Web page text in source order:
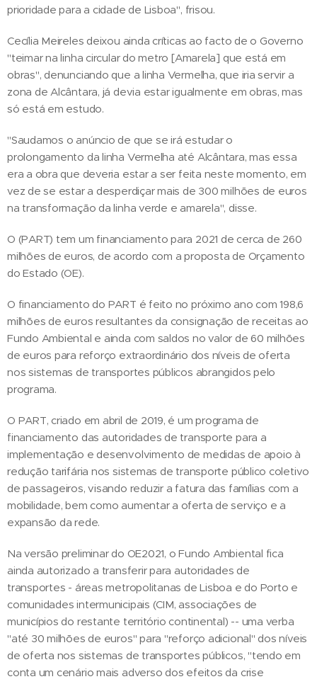
prioridade para a cidade de Lisboa", frisou.
Cecília Meireles deixou ainda críticas ao facto de o Governo
"teimar na linha circular do metro [Amarela] que está em
obras", denunciando que a linha Vermelha, que iria servir a
zona de Alcântara, já devia estar igualmente em obras, mas
só está em estudo.
"Saudamos o anúncio de que se irá estudar o
prolongamento da linha Vermelha até Alcântara, mas essa
era a obra que deveria estar a ser feita neste momento, em
vez de se estar a desperdiçar mais de 300 milhões de euros
na transformação da linha verde e amarela", disse.
O (PART) tem um financiamento para 2021 de cerca de 260
milhões de euros, de acordo com a proposta de Orçamento
do Estado (OE).
O financiamento do PART é feito no próximo ano com 198,6
milhões de euros resultantes da consignação de receitas ao
Fundo Ambiental e ainda com saldos no valor de 60 milhões
de euros para reforço extraordinário dos níveis de oferta
nos sistemas de transportes públicos abrangidos pelo
programa.
O PART, criado em abril de 2019, é um programa de
financiamento das autoridades de transporte para a
implementação e desenvolvimento de medidas de apoio à
redução tarifária nos sistemas de transporte público coletivo
de passageiros, visando reduzir a fatura das famílias com a
mobilidade, bem como aumentar a oferta de serviço e a
expansão da rede.
Na versão preliminar do OE2021, o Fundo Ambiental fica
ainda autorizado a transferir para autoridades de
transportes - áreas metropolitanas de Lisboa e do Porto e
comunidades intermunicipais (CIM, associações de
municípios do restante território continental) -- uma verba
"até 30 milhões de euros" para "reforço adicional" dos níveis
de oferta nos sistemas de transportes públicos, "tendo em
conta um cenário mais adverso dos efeitos da crise